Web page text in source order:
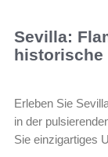
Sevilla:
historische
Erleben Sie
in der
Sie einzigartiges